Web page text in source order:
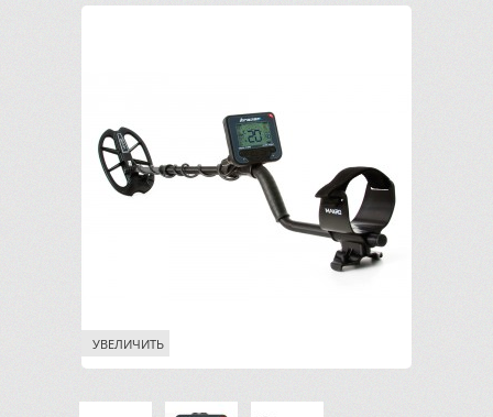
УВЕЛИЧИТЬ